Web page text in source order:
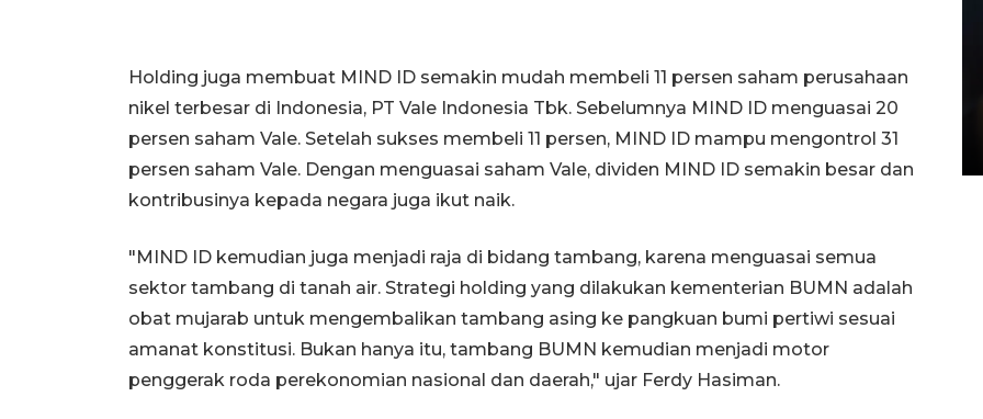
Holding juga membuat MIND ID semakin mudah membeli 11 persen saham perusahaan
nikel terbesar di Indonesia, PT Vale Indonesia Tbk. Sebelumnya MIND ID menguasai 20
persen saham Vale. Setelah sukses membeli 11 persen, MIND ID mampu mengontrol 31
persen saham Vale. Dengan menguasai saham Vale, dividen MIND ID semakin besar dan
kontribusinya kepada negara juga ikut naik.
"MIND ID kemudian juga menjadi raja di bidang tambang, karena menguasai semua
sektor tambang di tanah air. Strategi holding yang dilakukan kementerian BUMN adalah
obat mujarab untuk mengembalikan tambang asing ke pangkuan bumi pertiwi sesuai
amanat konstitusi. Bukan hanya itu, tambang BUMN kemudian menjadi motor
penggerak roda perekonomian nasional dan daerah," ujar Ferdy Hasiman.
Layanan pembuatan SIM Baru
di Satpas Polresta Palu
15 July 2026 14:08 WIB